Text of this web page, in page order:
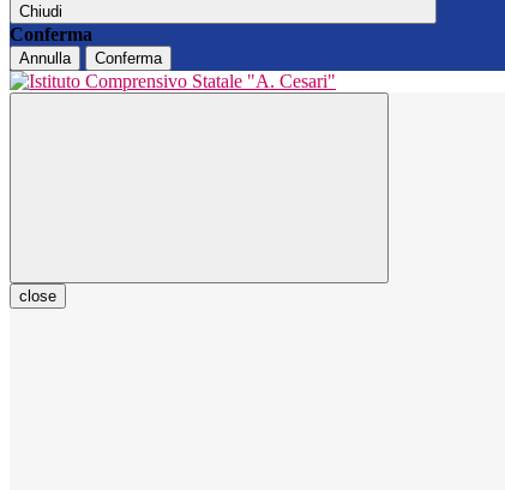
Chiudi
Conferma
Annulla Conferma
close